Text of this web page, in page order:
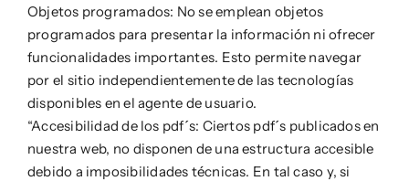
Objetos programados: No se emplean objetos
programados para presentar la información ni ofrecer
funcionalidades importantes. Esto permite navegar
por el sitio independientemente de las tecnologías
disponibles en el agente de usuario.
“Accesibilidad de los pdf´s: Ciertos pdf´s publicados en
nuestra web, no disponen de una estructura accesible
debido a imposibilidades técnicas. En tal caso y, si